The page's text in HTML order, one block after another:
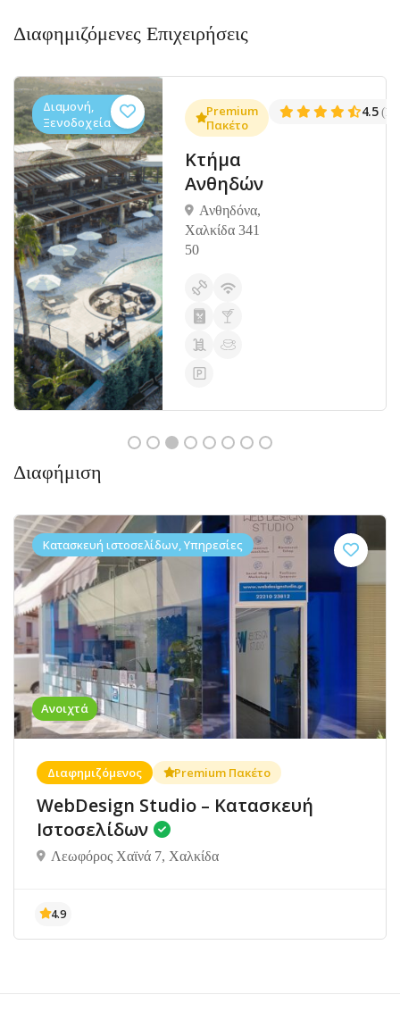
Διαφημιζόμενες Επιχειρήσεις
(1381)
Διαμονή,
Ξενοδοχεία
Premium
Πακέτο
Κτήμα
Ανθηδών
Ανθηδόνα,
Χαλκίδα 341
50
4.5
Διαφήμιση
Ανοιχτά
Κατασκευή ιστοσελίδων, Υπηρεσίες
Διαφημιζόμενος Premium Πακέτο
WebDesign Studio – Κατασκευή
Ιστοσελίδων
Λεωφόρος Χαϊνά 7, Χαλκίδα